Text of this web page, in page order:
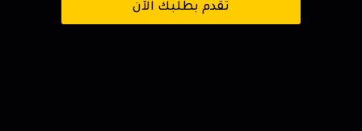
تقدم بطلبك الآن